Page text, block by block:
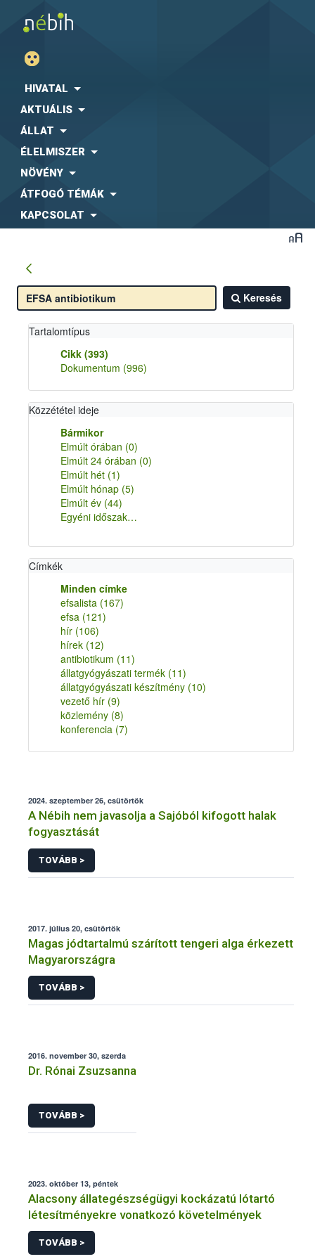
HIVATAL
AKTUÁLIS
ÁLLAT
ÉLELMISZER
NÖVÉNY
ÁTFOGÓ TÉMÁK
KAPCSOLAT
Keresés
Tartalomtípus
Cikk (393)
Dokumentum (996)
Közzététel ideje
Bármikor
Elmúlt órában (0)
Elmúlt 24 órában (0)
Elmúlt hét (1)
Elmúlt hónap (5)
Elmúlt év (44)
Egyéni időszak…
Címkék
Minden címke
efsalista (167)
efsa (121)
hír (106)
hírek (12)
antibiotikum (11)
állatgyógyászati termék (11)
állatgyógyászati készítmény (10)
vezető hír (9)
közlemény (8)
konferencia (7)
2024. szeptember 26, csütörtök
A Nébih nem javasolja a Sajóból kifogott halak
fogyasztását
TOVÁBB >
2017. július 20, csütörtök
Magas jódtartalmú szárított tengeri alga érkezett
Magyarországra
TOVÁBB >
2016. november 30, szerda
Dr. Rónai Zsuzsanna
TOVÁBB >
2023. október 13, péntek
Alacsony állategészségügyi kockázatú lótartó
létesítményekre vonatkozó követelmények
TOVÁBB >